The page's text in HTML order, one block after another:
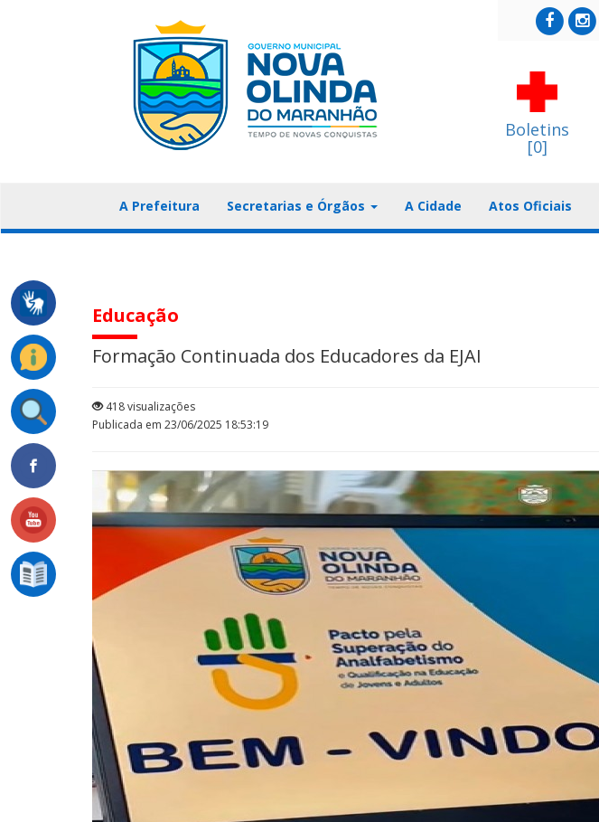
Boletins
[0]
A Prefeitura Secretarias e Órgãos A Cidade Atos Oficiais
Educação
Formação Continuada dos Educadores da EJAI
418 visualizações
Publicada em 23/06/2025 18:53:19